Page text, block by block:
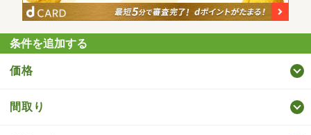
条件を追加する
価格
間取り